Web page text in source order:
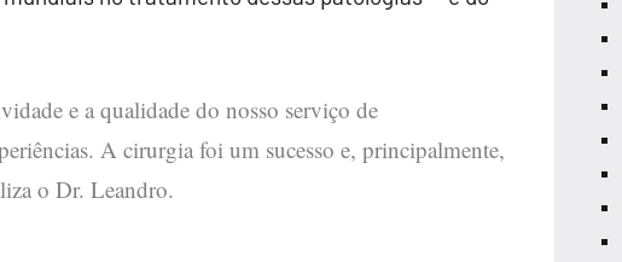
e a qualidade do nosso serviço de
A cirurgia foi um sucesso e, principalmente,
o Dr. Leandro.